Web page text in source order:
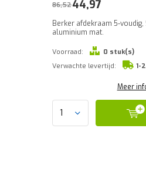
Berker afdekraam 5-voudig,
aluminium mat.
Voorraad:
0 stuk(s)
Verwachte levertijd:
1-
86,5244,97
Meer